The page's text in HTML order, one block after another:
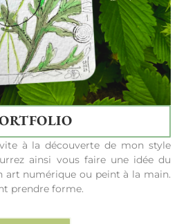
à la découverte de mon style
ainsi vous faire une idée du
art numérique ou peint à la main.
prendre forme.